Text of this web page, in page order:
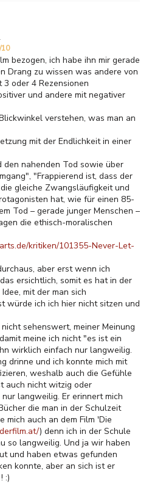
10
bezogen, ich habe ihn mir gerade
Drang zu wissen was andere von
oder 4 Rezensionen
und andere mit negativer
verstehen, was man an
mit der Endlichkeit in einer
nahenden Tod sowie über
"Frappierend ist, dass der
gleiche Zwangsläufigkeit und
hat, wie für einen 85-
Tod – gerade junger Menschen –
die ethisch-moralischen
kritiken/101355-Never-Let-
aber erst wenn ich
ersichtlich, somit es hat in der
mit der man sich
würde ich ich hier nicht sitzen und
sehenswert, meiner Meinung
meine ich nicht "es ist ein
wirklich einfach nur langweilig.
drinne und ich konnte mich mit
weshalb auch die Gefühle
auch nicht witzig oder
langweilig. Er erinnert mich
die man in der Schulzeit
mich auch an dem Film 'Die
) denn ich in der Schule
so langweilig. Und ja wir haben
und haben etwas gefunden
konnte, aber an sich ist er
:)